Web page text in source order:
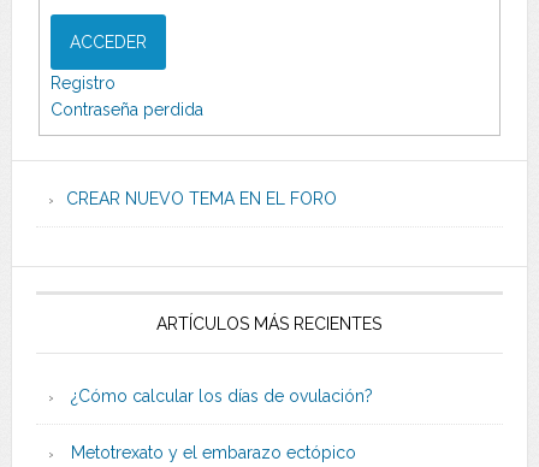
ACCEDER
Registro
Contraseña perdida
CREAR NUEVO TEMA EN EL FORO
ARTÍCULOS MÁS RECIENTES
¿Cómo calcular los días de ovulación?
Metotrexato y el embarazo ectópico